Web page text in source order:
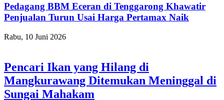
Pedagang BBM Eceran di Tenggarong Khawatir
Penjualan Turun Usai Harga Pertamax Naik
Rabu, 10 Juni 2026
Pencari Ikan yang Hilang di
Mangkurawang Ditemukan Meninggal di
Sungai Mahakam